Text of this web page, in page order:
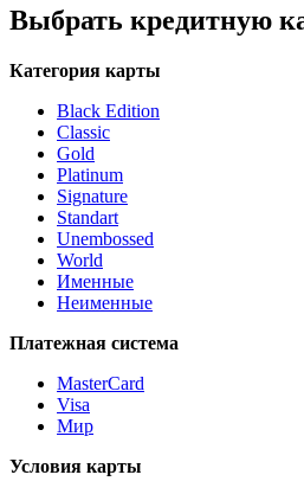
Выбрать кредитную
Категория карты
Black Edition
Classic
Gold
Platinum
Signature
Standart
Unembossed
World
Именные
Неименные
Платежная система
MasterCard
Visa
Мир
Условия карты